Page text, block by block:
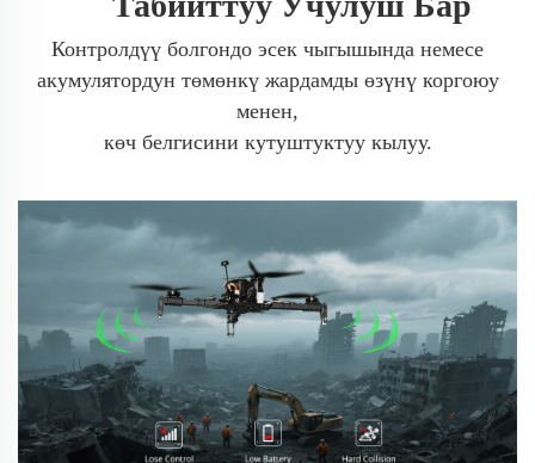
Контролдүү болгондо эсек чыгышында немесе
акумулятордун төмөнкү жардамды өзүнү коргоюу
менен,
көч белгисини кутуштуктуу кылуу.